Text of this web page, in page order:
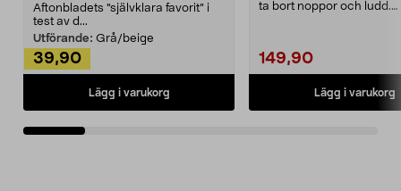
Aftonbladets "självklara favorit” i
test av d...
Utförande: Grå/beige
39,90
Lägg i varukorg
ta bort noppor och ludd.
149,90
Lägg i varukorg